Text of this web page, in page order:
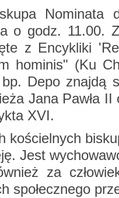
No­mi­na­ta
o godz. 11.00.
z En­cy­kli­ki
ho­mi­nis" (Ku
Depo znaj­dą
Jana Pawła
XVI.
ko­ściel­nych
Jest
za
spo­łecz­ne­go